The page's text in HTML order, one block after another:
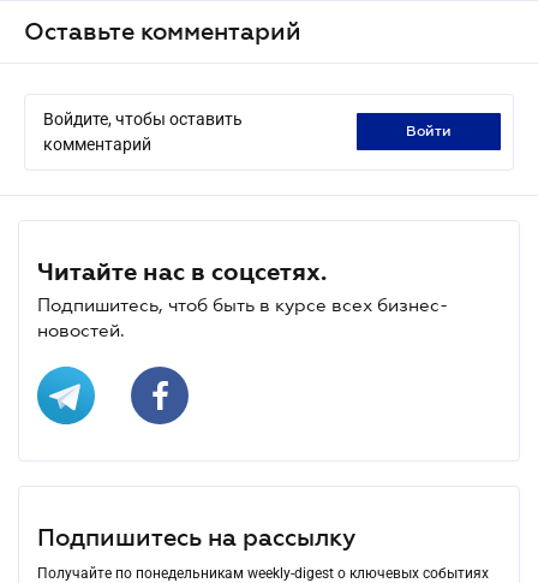
Оставьте комментарий
Войдите, чтобы оставить
комментарий
войти
Читайте нас в соцсетях.
Подпишитесь, чтоб быть в курсе всех бизнес-
новостей.
Подпишитесь на рассылку
Получайте по понедельникам weekly-digest о ключевых событиях